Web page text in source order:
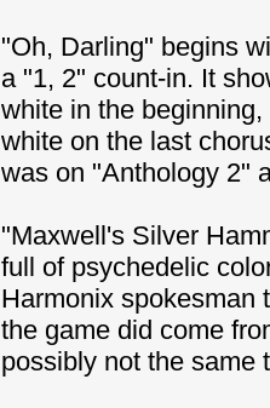
"Oh, Darling" begins
a "1, 2" count-in. It
white in the
white on the last
was on "Anthology 2"
"Maxwell's Silver
full of psychedelic
Harmonix spokesman
the game did come
possibly not the same